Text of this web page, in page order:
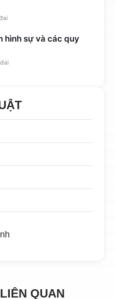
hình sự và các quy
QUAN